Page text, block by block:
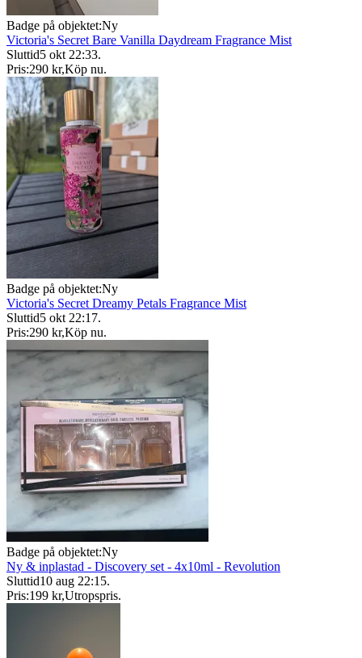
Badge på objektet:Ny
Victoria's Secret Bare Vanilla Daydream Fragrance Mist
Sluttid5 okt 22:33.
Pris:290 kr,Köp nu.
Badge på objektet:Ny
Victoria's Secret Dreamy Petals Fragrance Mist
Sluttid5 okt 22:17.
Pris:290 kr,Köp nu.
Badge på objektet:Ny
Ny & inplastad - Discovery set - 4x10ml - Revolution
Sluttid10 aug 22:15.
Pris:199 kr,Utropspris.